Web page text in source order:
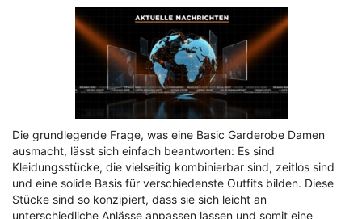
Die grundlegende Frage, was eine Basic Garderobe Damen
ausmacht, lässt sich einfach beantworten: Es sind
Kleidungsstücke, die vielseitig kombinierbar sind, zeitlos sind
und eine solide Basis für verschiedenste Outfits bilden. Diese
Stücke sind so konzipiert, dass sie sich leicht an
unterschiedliche Anlässe anpassen lassen und somit eine